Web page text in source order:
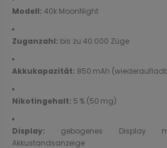
Modell: 40k MoonNight
Zuganzahl: bis zu 40.000 Züge
Akkukapazität: 850 mAh
Nikotingehalt: 5 % (50 mg)
Display: gebogenes Display
Akkustandsanzeige